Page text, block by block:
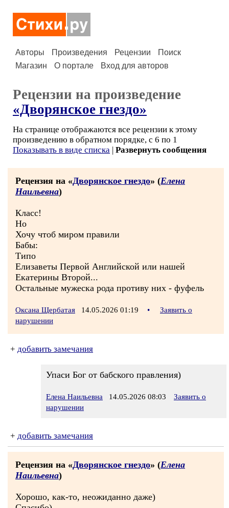
Авторы Произведения Рецензии
Поиск
Магазин
О портале Вход для авторов
Рецензии на произведение
«Дворянское гнездо»
На странице отображаются все рецензии к этому
произведению в обратном порядке, с 6 по 1
Показывать в виде списка | Развернуть сообщения
Рецензия на «Дворянское гнездо» (Елена
Наильевна)
Класс!
Но
Хочу чтоб миром правили
Бабы:
Типо
Елизаветы Первой Английской или нашей
Екатерины Второй...
Остальные мужеска рода противу них - фуфель
Оксана Щербатая 14.05.2026 01:19 •
Заявить о
нарушении
+ добавить замечания
Упаси Бог от бабского правления)
Елена Наильевна 14.05.2026 08:03
Заявить о
нарушении
+ добавить замечания
Рецензия на «Дворянское гнездо» (Елена
Наильевна)
Хорошо, как-то, неожиданно даже)